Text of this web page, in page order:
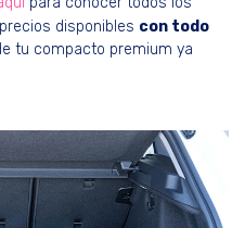
disponibles con todo
tu compacto premium ya